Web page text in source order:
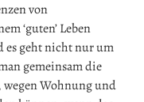
von
‘guten’ Leben
es geht nicht nur um
gemeinsam die
wegen Wohnung und